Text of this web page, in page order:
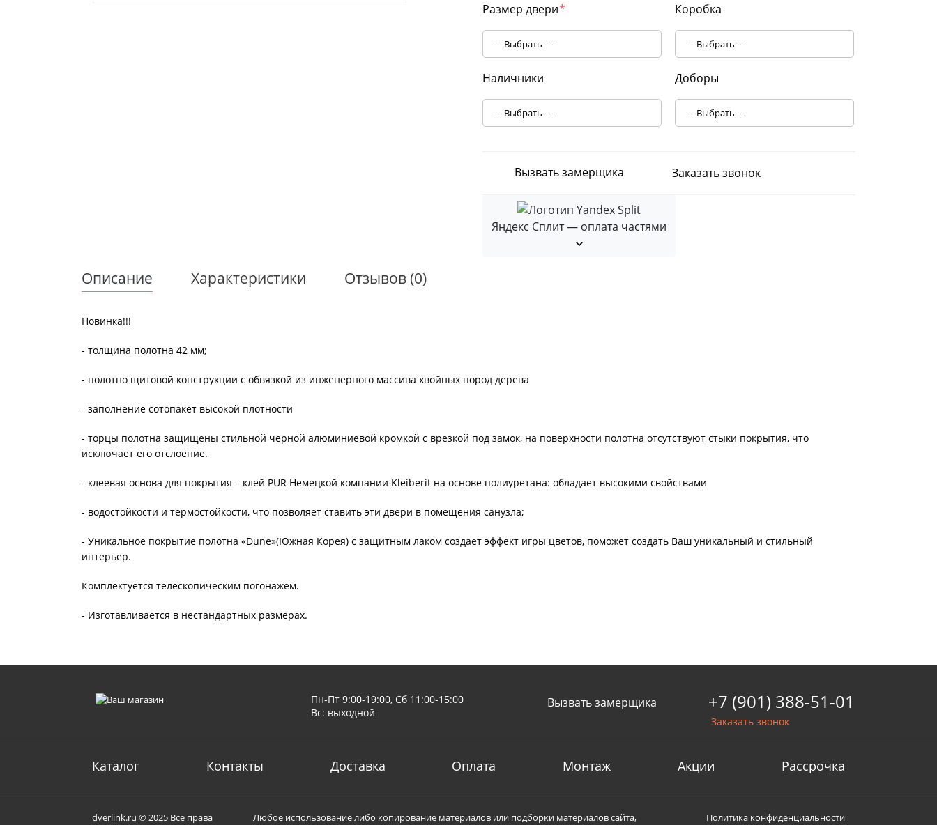
Размер двери* Коробка
Наличники Доборы
Вызвать замерщика Заказать звонок
Яндекс Сплит — оплата частями
Описание Характеристики Отзывов (0)
Новинка!!!
- толщина полотна 42 мм;
- полотно щитовой конструкции с обвязкой из инженерного массива хвойных пород дерева
- заполнение сотопакет высокой плотности
- торцы полотна защищены стильной черной алюминиевой кромкой с врезкой под замок, на поверхности полотна отсутствуют стыки покрытия, что
исключает его отслоение.
- клеевая основа для покрытия – клей PUR Немецкой компании Kleiberit на основе полиуретана: обладает высокими свойствами
- водостойкости и термостойкости, что позволяет ставить эти двери в помещения санузла;
- Уникальное покрытие полотна «Dune»(Южная Корея) с защитным лаком создает эффект игры цветов, поможет создать Ваш уникальный и стильный
интерьер.
Комплектуется телескопическим погонажем.
- Изготавливается в нестандартных размерах.
Пн-Пт 9:00-19:00, Сб 11:00-15:00
Вс: выходной
Вызвать замерщика +7 (901) 388-51-01
Заказать звонок
Каталог Контакты Доставка Оплата Монтаж Акции Рассрочка
dverlink.ru © 2025 Все права
Любое использование либо копирование материалов или подборки материалов сайта,
Политика конфиденциальности